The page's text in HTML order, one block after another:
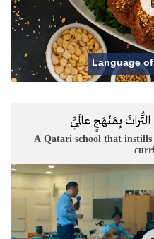
Language
بِمَنْهَجٍ عالَمِيٍّ
A Qatari school that